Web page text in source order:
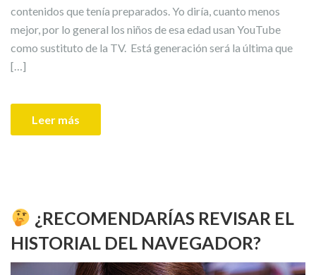
contenidos que tenía preparados. Yo diría, cuanto menos
mejor, por lo general los niños de esa edad usan YouTube
como sustituto de la TV. Está generación será la última que
[…]
Leer más
¿RECOMENDARÍAS REVISAR EL
HISTORIAL DEL NAVEGADOR?